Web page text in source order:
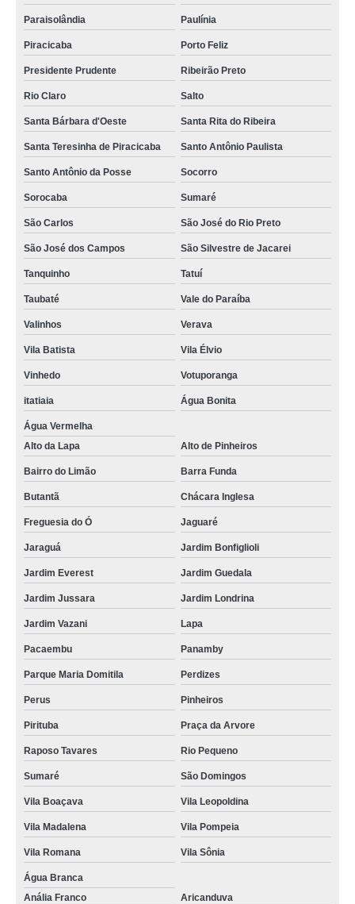
Paraisolândia Paulínia
Piracicaba Porto Feliz
Presidente Prudente Ribeirão Preto
Rio Claro Salto
Santa Bárbara d'Oeste Santa Rita do Ribeira
Santa Teresinha de Piracicaba Santo Antônio Paulista
Santo Antônio da Posse Socorro
Sorocaba Sumaré
São Carlos São José do Rio Preto
São José dos Campos São Silvestre de Jacarei
Tanquinho Tatuí
Taubaté Vale do Paraíba
Valinhos Verava
Vila Batista Vila Élvio
Vinhedo Votuporanga
itatiaia Água Bonita
Água Vermelha
Alto da Lapa
Alto de Pinheiros
Bairro do Limão Barra Funda
Butantã Chácara Inglesa
Freguesia do Ó Jaguaré
Jaraguá Jardim Bonfiglioli
Jardim Everest Jardim Guedala
Jardim Jussara Jardim Londrina
Jardim Vazani Lapa
Pacaembu Panamby
Parque Maria Domitila Perdizes
Perus Pinheiros
Pirituba Praça da Arvore
Raposo Tavares Rio Pequeno
Sumaré São Domingos
Vila Boaçava Vila Leopoldina
Vila Madalena Vila Pompeia
Vila Romana Vila Sônia
Água Branca
Anália Franco
Aricanduva